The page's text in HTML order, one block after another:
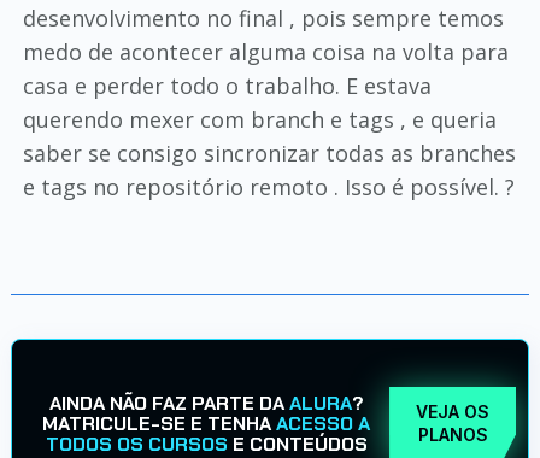
desenvolvimento no final , pois sempre temos
medo de acontecer alguma coisa na volta para
casa e perder todo o trabalho. E estava
querendo mexer com branch e tags , e queria
saber se consigo sincronizar todas as branches
e tags no repositório remoto . Isso é possível. ?
AINDA NÃO FAZ PARTE DAALURA?
MATRICULE-SE E TENHAACESSO A
TODOS OS CURSOS E CONTEÚDOS
VEJA OS
PLANOS